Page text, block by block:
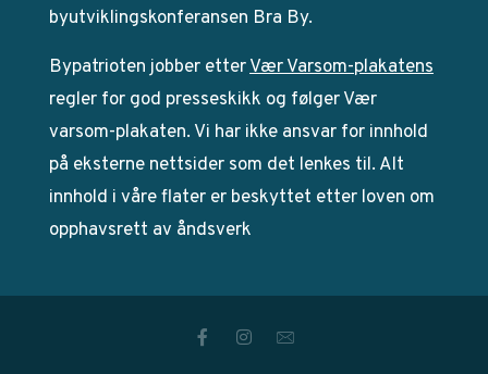
byutviklingskonferansen Bra By.
Bypatrioten jobber etterVær Varsom-plakatens
regler for god presseskikk og følger Vær
varsom-plakaten. Vi har ikke ansvar for innhold
på eksterne nettsider som det lenkes til. Alt
innhold i våre flater er beskyttet etter loven om
opphavsrett av åndsverk